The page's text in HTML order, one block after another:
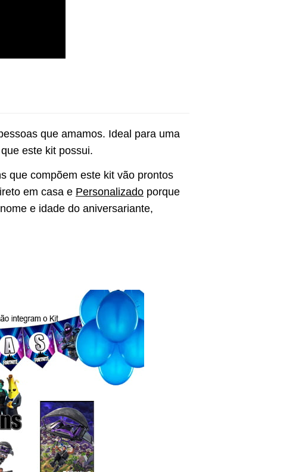
que amamos. Ideal para uma
este kit possui.
que compõem este kit vão prontos
em casa e Personalizado porque
e idade do aniversariante,